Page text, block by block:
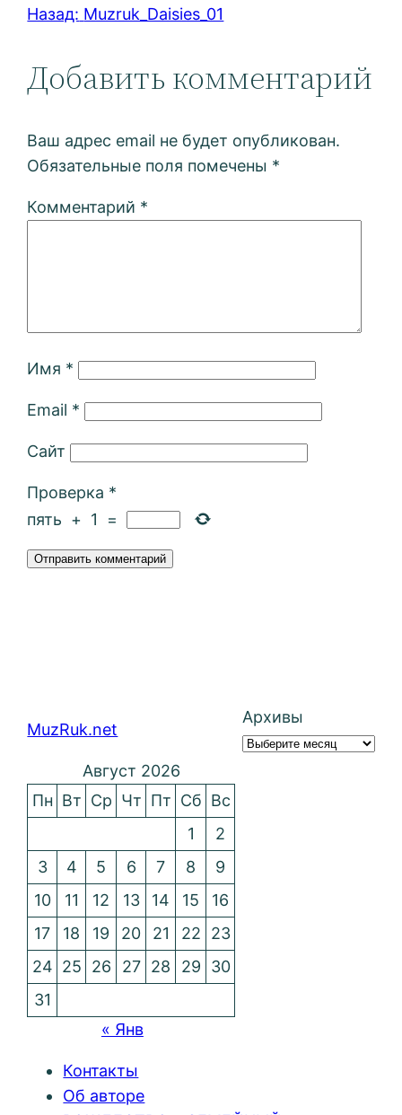
Назад: Muzruk_Daisies_01
Добавить комментарий
Ваш адрес email не будет опубликован.
Обязательные поля помечены *
Комментарий *
Имя *
Email *
Сайт
Проверка *
пять + 1 =
MuzRuk.net
Архивы
Август 2026
Пн Вт Ср Чт Пт Сб Вс
1
2
3
4 5 6 7 8
9
10
11 12 13 14 15
16
17
18 19 20 21 22
23
24 25 26 27 28 29
30
31
« Янв
Контакты
Об авторе